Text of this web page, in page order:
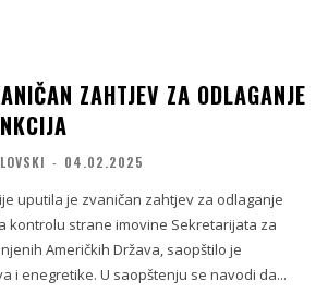
ZAHTJEV ZA ODLAGANJE
- 04.02.2025
uputila je zvaničan zahtjev za odlaganje
kontrolu strane imovine Sekretarijata za
Američkih Država, saopštilo je
i enegretike. U saopštenju se navodi da...